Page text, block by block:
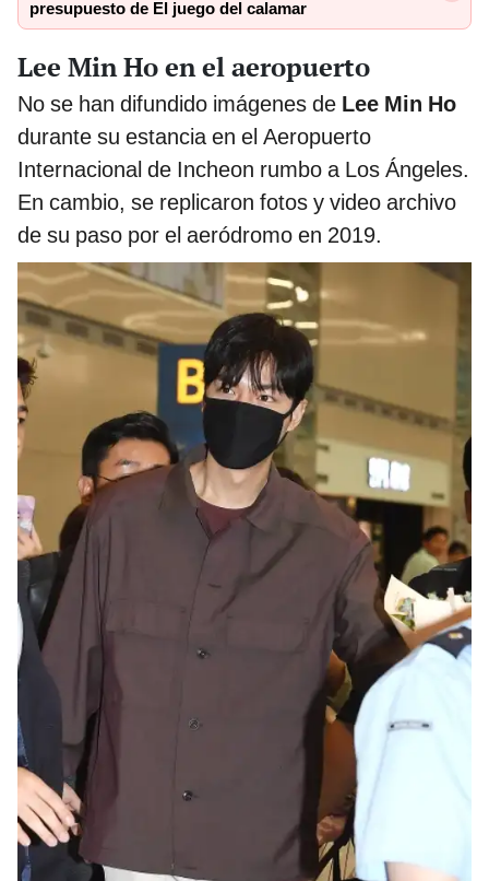
presupuesto de El juego del calamar
Lee Min Ho en el aeropuerto
No se han difundido imágenes de Lee Min Ho
durante su estancia en el Aeropuerto
Internacional de Incheon rumbo a Los Ángeles.
En cambio, se replicaron fotos y video archivo
de su paso por el aeródromo en 2019.